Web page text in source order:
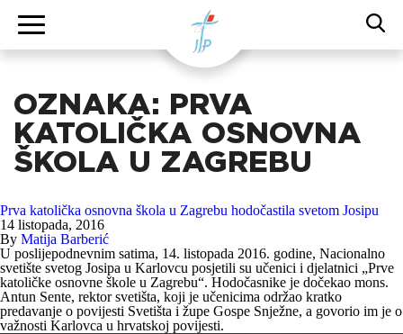
OZNAKA: PRVA
KATOLIČKA OSNOVNA
ŠKOLA U ZAGREBU
Prva katolička osnovna škola u Zagrebu hodočastila svetom Josipu
14 listopada, 2016
By Matija Barberić
U poslijepodnevnim satima, 14. listopada 2016. godine, Nacionalno
svetište svetog Josipa u Karlovcu posjetili su učenici i djelatnici „Prve
katoličke osnovne škole u Zagrebu“. Hodočasnike je dočekao mons.
Antun Sente, rektor svetišta, koji je učenicima održao kratko
predavanje o povijesti Svetišta i župe Gospe Snježne, a govorio im je o
važnosti Karlovca u hrvatskoj povijesti.